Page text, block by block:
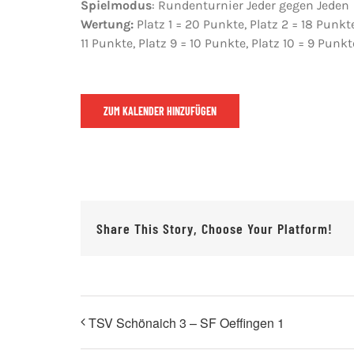
Spielmodus: Rundenturnier Jeder gegen Jeden
Wertung: Platz 1 = 20 Punkte, Platz 2 = 18
11 Punkte, Platz 9 = 10 Punkte, Platz 10 = 9
ZUM KALENDER HINZUFÜGEN
Share This Story, Choose Your Platform!
TSV Schönaich 3 – SF Oeffingen 1